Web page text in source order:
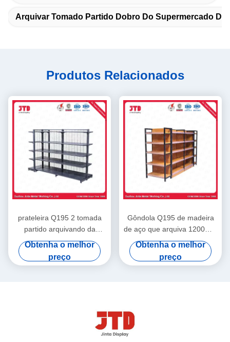
Arquivar Tomado Partido Dobro Do Supermercado Da
Produtos Relacionados
prateleira Q195 2 tomada
partido arquivando da
exposição da gôndola de
Obtenha o melhor
preço
Gôndola Q195 de madeira
de aço que arquiva 1200mm
1800mm prateleira do
armazenamento de 5 séries
Obtenha o melhor
preço